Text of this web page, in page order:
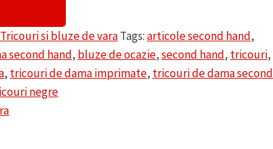
Tricouri si bluze de varaTags:articole second hand,
second hand, bluze de ocazie,second hand, tricouri,
, tricouri de dama imprimate, tricouri de dama second
negre